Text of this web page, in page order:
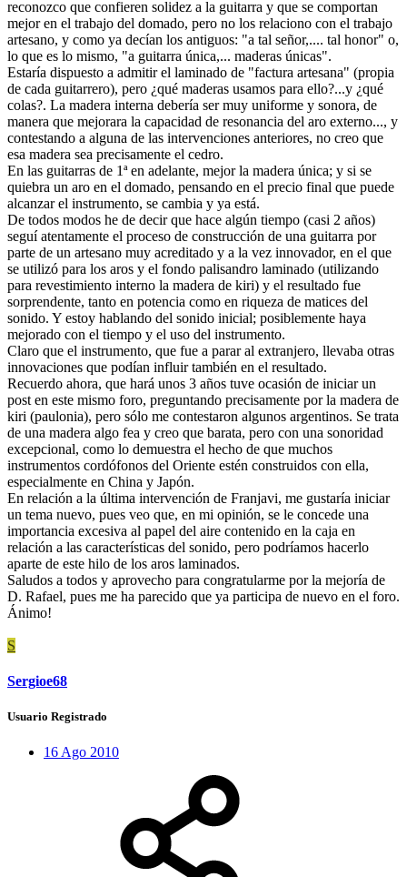
reconozco que confieren solidez a la guitarra y que se comportan
mejor en el trabajo del domado, pero no los relaciono con el trabajo
artesano, y como ya decían los antiguos: "a tal señor,.... tal honor" o,
lo que es lo mismo, "a guitarra única,... maderas únicas".
Estaría dispuesto a admitir el laminado de "factura artesana" (propia
de cada guitarrero), pero ¿qué maderas usamos para ello?...y ¿qué
colas?. La madera interna debería ser muy uniforme y sonora, de
manera que mejorara la capacidad de resonancia del aro externo..., y
contestando a alguna de las intervenciones anteriores, no creo que
esa madera sea precisamente el cedro.
En las guitarras de 1ª en adelante, mejor la madera única; y si se
quiebra un aro en el domado, pensando en el precio final que puede
alcanzar el instrumento, se cambia y ya está.
De todos modos he de decir que hace algún tiempo (casi 2 años)
seguí atentamente el proceso de construcción de una guitarra por
parte de un artesano muy acreditado y a la vez innovador, en el que
se utilizó para los aros y el fondo palisandro laminado (utilizando
para revestimiento interno la madera de kiri) y el resultado fue
sorprendente, tanto en potencia como en riqueza de matices del
sonido. Y estoy hablando del sonido inicial; posiblemente haya
mejorado con el tiempo y el uso del instrumento.
Claro que el instrumento, que fue a parar al extranjero, llevaba otras
innovaciones que podían influir también en el resultado.
Recuerdo ahora, que hará unos 3 años tuve ocasión de iniciar un
post en este mismo foro, preguntando precisamente por la madera de
kiri (paulonia), pero sólo me contestaron algunos argentinos. Se trata
de una madera algo fea y creo que barata, pero con una sonoridad
excepcional, como lo demuestra el hecho de que muchos
instrumentos cordófonos del Oriente estén construidos con ella,
especialmente en China y Japón.
En relación a la última intervención de Franjavi, me gustaría iniciar
un tema nuevo, pues veo que, en mi opinión, se le concede una
importancia excesiva al papel del aire contenido en la caja en
relación a las características del sonido, pero podríamos hacerlo
aparte de este hilo de los aros laminados.
Saludos a todos y aprovecho para congratularme por la mejoría de
D. Rafael, pues me ha parecido que ya participa de nuevo en el foro.
Ánimo!
S
Sergioe68
Usuario Registrado
16 Ago 2010